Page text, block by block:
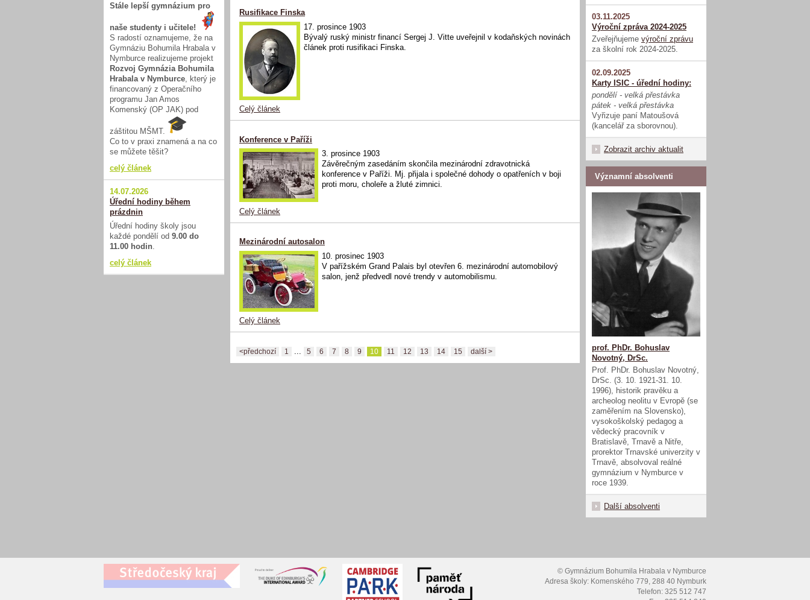
Rusifikace Finska
17. prosince 1903
Bývalý ruský ministr financí Sergej J. Vitte uveřejnil v kodaňských novinách
článek proti rusifikaci Finska.
Celý článek
Konference v Paříži
3. prosince 1903
Závěrečným zasedáním skončila mezinárodní zdravotnická
konference v Paříži. Mj. přijala i společné dohody o opatřeních v boji
proti moru, choleře a žluté zimnici.
Celý článek
Mezinárodní autosalon
10. prosinec 1903
V pařížském Grand Palais byl otevřen 6. mezinárodní automobilový
salon, jenž předvedl nové trendy v automobilismu.
Celý článek
<předchozí 1 5 6 7 8 9 10 11 12 13 14 15 další >
03.11.2025
Výroční zpráva 2024-2025
Zveřejňujeme výroční zprávu
za školní rok 2024-2025.
02.09.2025
Karty ISIC - úřední hodiny:
pondělí - velká přestávka
pátek - velká přestávka
Vyřizuje paní Matoušová
(kancelář za sborovnou).
Zobrazit archiv aktualit
Významní absolventi
prof. PhDr. Bohuslav
Novotný, DrSc.
Prof. PhDr. Bohuslav Novotný,
DrSc. (3. 10. 1921-31. 10.
1996), historik pravěku a
archeolog neolitu v Evropě (se
zaměřením na Slovensko),
vysokoškolský pedagog a
vědecký pracovník v
Bratislavě, Trnavě a Nitře,
prorektor Trnavské univerzity v
Trnavě, absolvoval reálné
gymnázium v Nymburce v
roce 1939.
Další absolventi
Stále lepší gymnázium pro
naše studenty i učitele!
S radostí oznamujeme, že na
Gymnáziu Bohumila Hrabala v
Nymburce realizujeme projekt
Rozvoj Gymnázia Bohumila
Hrabala v Nymburce , který je
financovaný z Operačního
programu Jan Amos
Komenský (OP JAK) pod
záštitou MŠMT.
Co to v praxi znamená a na co
se můžete těšit?
celý článek
14.07.2026
Úřední hodiny během
prázdnin
Úřední hodiny školy jsou
každé pondělí od 9.00 do
11.00 hodin
celý článek
© Gymnázium Bohumila Hrabala v Nymburce
Adresa školy: Komenského 779, 288 40 Nymburk
Telefon: 325 512 747